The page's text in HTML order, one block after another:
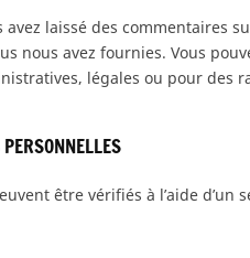
avez laissé des
nous avez fournies. Vous
légales ou pour des
être vérifiés à l’aide